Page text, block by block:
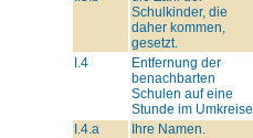
Schulkinder, die
daher kommen,
gesetzt.
I.4
Entfernung der
benachbarten
Schulen auf eine
Stunde im
I.4.a
Ihre Namen.